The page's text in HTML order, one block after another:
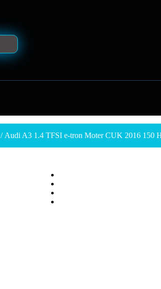
/ Audi A3 1.4 TFSI e-tron Moter CUK 2016 150